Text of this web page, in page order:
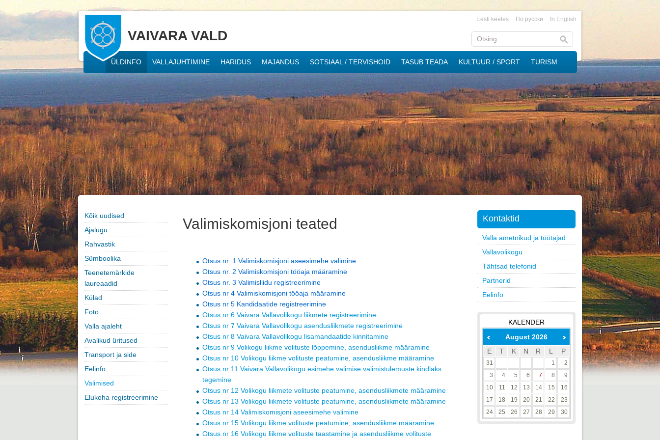
VAIVARA VALD
Eesti keeles По русски In English
ÜLDINFO VALLAJUHTIMINE HARIDUS MAJANDUS SOTSIAAL / TERVISHOID TASUB TEADA KULTUUR / SPORT TURISM
Kõik uudised
Ajalugu
Rahvastik
Sümboolika
Teenetemärkide
laureaadid
Külad
Foto
Valla ajaleht
Avalikud üritused
Transport ja side
Eelinfo
Valimised
Elukoha registreerimine
Valimiskomisjoni teated
Otsus nr. 1 Valimiskomisjoni aseesimehe valimine
Otsus nr. 2 Valimiskomisjoni tööaja määramine
Otsus nr. 3 Valimisliidu registreerimine
Otsus nr 4 Valimiskomisjoni tööaja määramine
Otsus nr 5 Kandidaatide registreerimine
Otsus nr 6 Vaivara Vallavolikogu liikmete registreerimine
Otsus nr 7 Vaivara Vallavolikogu asendusliikmete registreerimine
Otsus nr 8 Vaivara Vallavolikogu lisamandaatide kinnitamine
Otsus nr 9 Volikogu liikme volituste lõppemine, asendusliikme määramine
Otsus nr 10 Volikogu liikme volituste peatumine, asendusliikme määramine
Otsus nr 11 Vaivara Vallavolikogu esimehe valimise valimistulemuste kindlaks
tegemine
Otsus nr 12 Volikogu liikmete volituste peatumine, asendusliikmete määramine
Otsus nr 13 Volikogu liikmete volituste peatumine, asendusliikmete määramine
Otsus nr 14 Valimiskomisjoni aseesimehe valimine
Otsus nr 15 Volikogu liikme volituste peatumine, asendusliikme määramine
Otsus nr 16 Volikogu liikme volituste taastamine ja asendusliikme volituste
Kontaktid
Valla ametnikud ja töötajad
Vallavolikogu
Tähtsad telefonid
Partnerid
Eelinfo
KALENDER
August 2026
E
T K N R L P
31 1
2
3
4 5 6 7 8
9
10
11 12 13 14 15
16
17
18 19 20 21 22
23
24
25 26 27 28 29 30